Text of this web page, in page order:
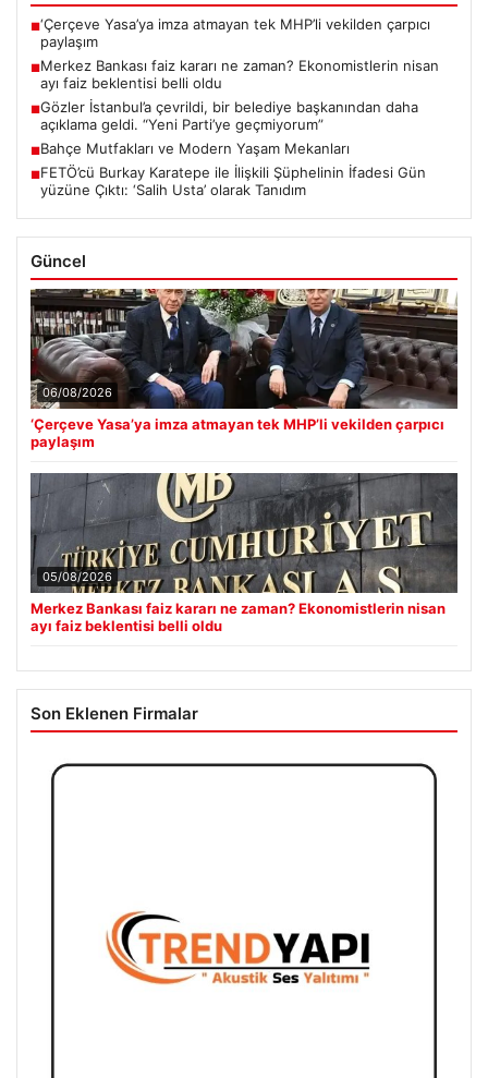
■‘Çerçeve Yasa’ya imza atmayan tek MHP’li vekilden çarpıcı
paylaşım
■Merkez Bankası faiz kararı ne zaman? Ekonomistlerin nisan
ayı faiz beklentisi belli oldu
■Gözler İstanbul’a çevrildi, bir belediye başkanından daha
açıklama geldi. “Yeni Parti’ye geçmiyorum”
■Bahçe Mutfakları ve Modern Yaşam Mekanları
■FETÖ’cü Burkay Karatepe ile İlişkili Şüphelinin İfadesi Gün
yüzüne Çıktı: ‘Salih Usta’ olarak Tanıdım
Güncel
06/08/2026
‘Çerçeve Yasa’ya imza atmayan tek MHP’li vekilden çarpıcı
paylaşım
05/08/2026
Merkez Bankası faiz kararı ne zaman? Ekonomistlerin nisan
ayı faiz beklentisi belli oldu
Son Eklenen Firmalar